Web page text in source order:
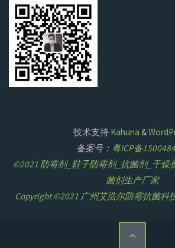
技术支持 Kahuna &
备案号： 粤ICP备
©2021 防霉剂_鞋子防霉剂_抗菌剂_干燥
菌剂生产厂家
Copyright ©2021 广州艾浩尔防霉抗菌科